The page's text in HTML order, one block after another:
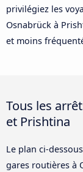
privilégiez les
Osnabrück à
et moins
Tous les
et Prishtina
Le plan ci-
gares routières à